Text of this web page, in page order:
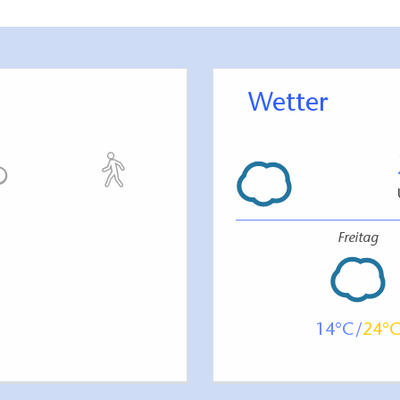
im Zimmer: 98 cm
im Zimmer: >150 cm
zu einer Längsseite des Bettes: >150 cm
des Bettes: 130 cm
(z.B. Schrank): 98 cm
Wetter
Freitag
14 24